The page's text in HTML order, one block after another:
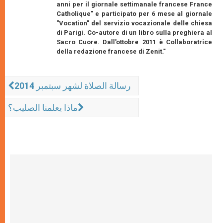
anni per il giornale settimanale francese France
Catholique" e participato per 6 mese al giornale
"Vocation" del servizio vocazionale delle chiesa
di Parigi. Co-autore di un libro sulla preghiera al
Sacro Cuore. Dall'ottobre 2011 è Collaboratrice
della redazione francese di Zenit."
رسالة الصلاة لشهر سبتمبر 2014
ماذا يعلمنا الصليب؟